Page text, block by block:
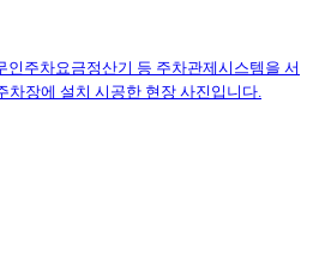
인주차요금정산기 등 주차관제시스템을 서
차장에 설치 시공한 현장 사진입니다.